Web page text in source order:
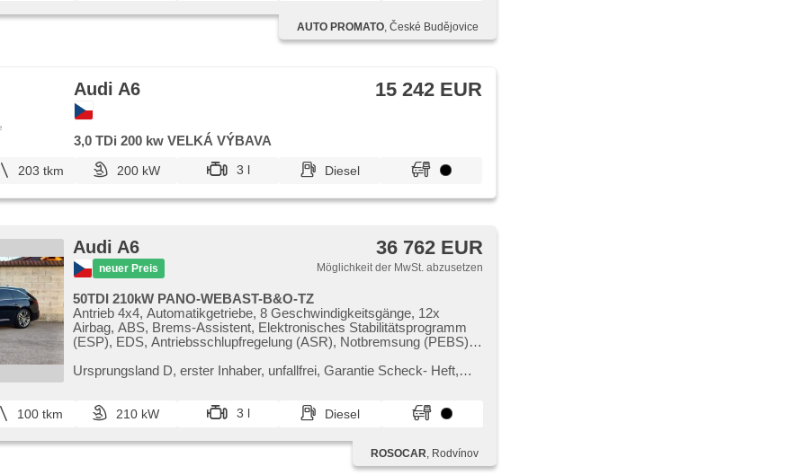
AUTO PROMATO, České Budějovice
Audi A6 15 242 EUR
3,0 TDi 200 kw VELKÁ VÝBAVA
203 tkm 200 kW 3 l Diesel
Audi A6
neuer Preis
36 762 EUR
Möglichkeit der MwSt. abzusetzen
50TDI 210kW PANO-WEBAST-B&O-TZ
Antrieb 4x4, Automatikgetriebe, 8 Geschwindigkeitsgänge, 12x
Airbag, ABS, Brems-Assistent, Elektronisches Stabilitätsprogramm
(ESP), EDS, Antriebsschlupfregelung (ASR), Notbremsung (PEBS),
Uhr Spur, Blind Spot Anzeige, asistent jízdy v koloně, asistent změny
Steifheitsregelung, adaptivní regulace podvozku, autom.
Klimaanlage, Klimaautomatik, Standheizung, Standheizung mit
Zeitvorwärmer, Adaptive Geschwindigkeitsregelung, LED adaptivní
světlomety, Schaltflutlicht, täglich Leuchten, LED denní svícení,
Ursprungsland D,​ erster Inhaber,​ unfallfrei,​ Garantie Scheck​- Heft,​
100 tkm 210 kW 3 l Diesel
ROSOCAR, Rodvínov